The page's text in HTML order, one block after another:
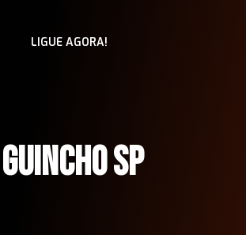
LIGUE AGORA!
GUINCHO SP